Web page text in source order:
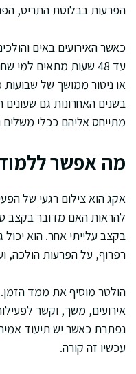
הפרעות בבלוטת התריס,
עד 48 שעות מתאים למי
או ניטור ממושך של שבועות
בשנים האחרונות גם
מתייחס אליהם ככלי
מה אפשר
אקג הוא צילום רגעי של
להראות האם מדובר בקצב
בקצב עלייתי אחר. הוא יכול
רפרוף, על הפרעות הולכה,
הולטר מוסיף את ממד
אירועים, משך, וקשר
נפתרת כאשר יש תיעוד
עכשיו זה קורה.